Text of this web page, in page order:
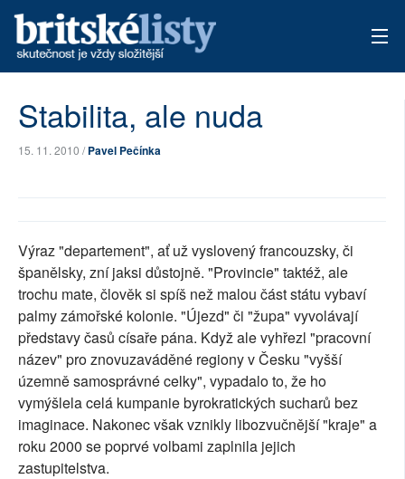
PŘÍSPĚVKY NA PROVOZ
Stabilita, ale nuda
15. 11. 2010 /Pavel Pečínka
Výraz "departement", ať už vyslovený francouzsky, či
španělsky, zní jaksi důstojně. "Provincie" taktéž, ale
trochu mate, člověk si spíš než malou část státu vybaví
palmy zámořské kolonie. "Újezd" či "župa" vyvolávají
představy časů císaře pána. Když ale vyhřezl "pracovní
název" pro znovuzaváděné regiony v Česku "vyšší
územně samosprávné celky", vypadalo to, že ho
vymýšlela celá kumpanie byrokratických sucharů bez
imaginace. Nakonec však vznikly libozvučnější "kraje" a
roku 2000 se poprvé volbami zaplnila jejich
zastupitelstva.